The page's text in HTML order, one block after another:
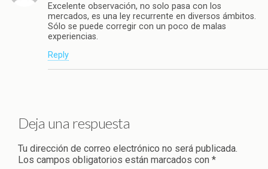
Excelente observación, no solo pasa con los
mercados, es una ley recurrente en diversos ámbitos.
Sólo se puede corregir con un poco de malas
experiencias.
Reply
Deja una respuesta
Tu dirección de correo electrónico no será publicada.
Los campos obligatorios están marcados con *